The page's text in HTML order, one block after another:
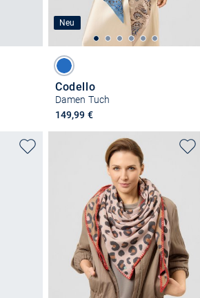
Neu
Codello
Damen Tuch
149,99 €